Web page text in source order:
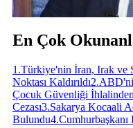
En Çok
1 .Türkiye'nin İran, Irak ve
Noktası Kaldırıldı2.
Çocuk Güvenliği
Cezası3.Sakarya Kocaali
Bulundu4.